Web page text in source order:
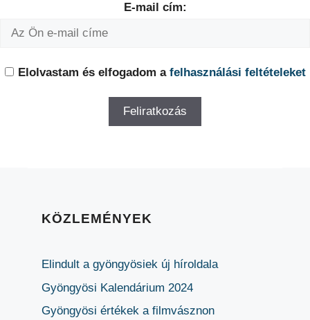
E-mail cím:
Elolvastam és elfogadom a felhasználási feltételeket
KÖZLEMÉNYEK
Elindult a gyöngyösiek új híroldala
Gyöngyösi Kalendárium 2024
Gyöngyösi értékek a filmvásznon